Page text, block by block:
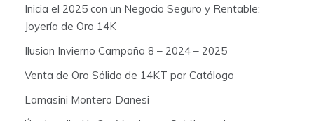
Inicia el 2025 con un Negocio Seguro y Rentable:
Joyería de Oro 14K
Ilusion Invierno Campaña 8 – 2024 – 2025
Venta de Oro Sólido de 14KT por Catálogo
Lamasini Montero Danesi